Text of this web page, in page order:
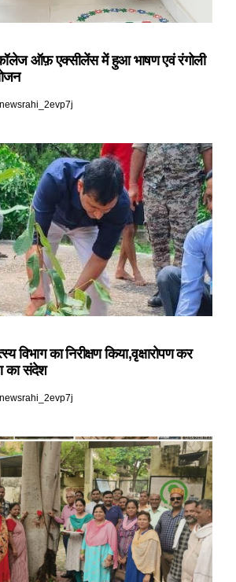
कॉलेज ऑफ़ एक्सीलेंस में हुआ भाषण एवं रंगोली
newsrahi_2evp7j
विभाग का निरीक्षण किया,वृक्षारोपण कर
का संदेश
newsrahi_2evp7j